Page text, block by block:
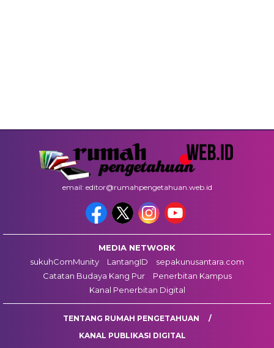
email: editor@rumahpengetahuan.web.id
MEDIA NETWORK
sukuhComMunity
LantangID
sepakunusantara.com
Catatan Budaya Kang Pur
Penerbitan Kampus
Kanal Penerbitan Digital
TENTANG RUMAH PENGETAHUAN
KANAL PUBLIKASI DIGITAL